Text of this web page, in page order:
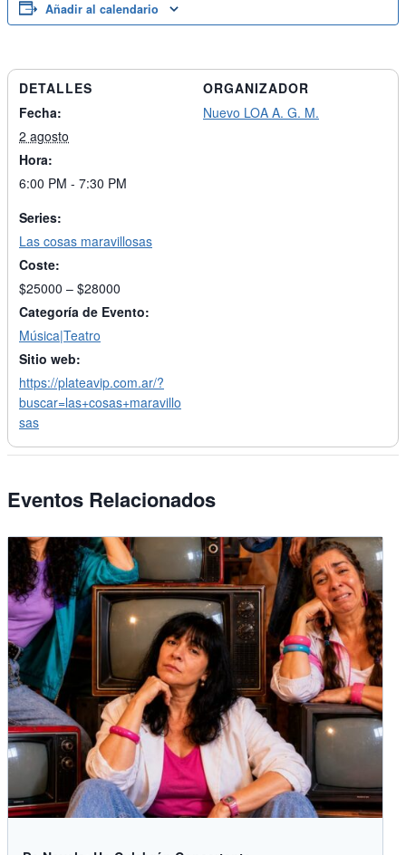
Añadir al calendario
DETALLES
Fecha:
2 agosto
Hora:
6:00 PM - 7:30 PM
Series:
Las cosas maravillosas
Coste:
$25000 – $28000
Categoría de Evento:
Música|Teatro
Sitio web:
https://plateavip.com.ar/?
buscar=las+cosas+maravillo
sas
ORGANIZADOR
Nuevo LOA A. G. M.
Eventos Relacionados